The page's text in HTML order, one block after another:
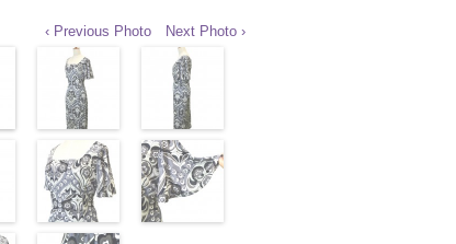
‹ Previous Photo Next Photo ›